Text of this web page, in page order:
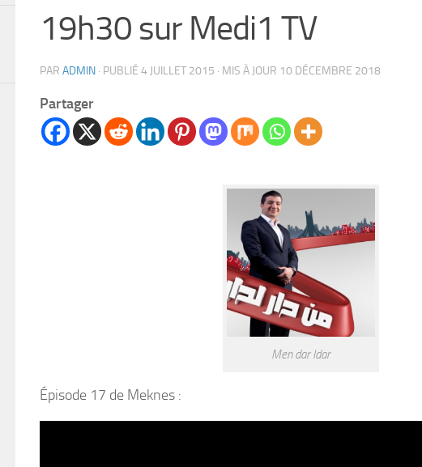
19h30 sur Medi1 TV
PAR ADMIN · PUBLIÉ 4 JUILLET 2015 · MIS À JOUR 10 DÉCEMBRE 2018
Partager
Men dar ldar
Épisode 17 de Meknes :